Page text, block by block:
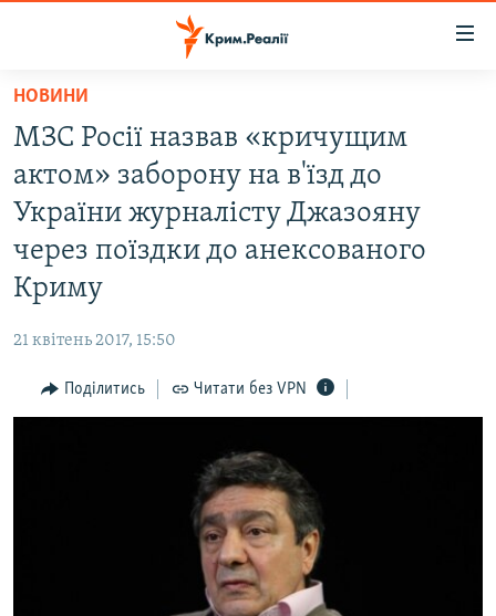
Перейти
основного
матеріалу
Перейти
до
основної
навігації
Перейти
до
ВІДЕО ТА ФОТО
БЛОГИ
ВСЕ ЗА ДЕНЬ
УКРАЇНСЬКА ПРОБЛЕМА КРИМУ
ЯК ОБІЙТИ БЛОКУВАННЯ
НОВИНИ
МЗС Росії назвав «кричущим
актом» заборону на в'їзд до
України журналісту Джазояну
через поїздки до анексованого
Криму
21 квітень 2017, 15:50
Поділитись Читати без VPN